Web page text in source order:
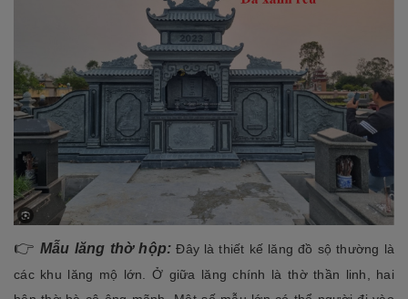
👉 Mẫu lăng thờ hộp:Đây là thiết kế lăng đồ sộ thường là
các khu lăng mộ lớn. Ở giữa lăng chính là thờ thần linh, hai